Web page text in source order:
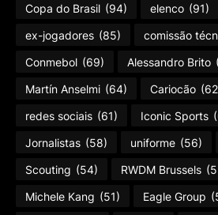
Copa do Brasil (94) elenco (91)
ex-jogadores (85) comissão
Conmebol (69) Alessandro Brito
Martín Anselmi (64) Cariocão
redes sociais (61) Iconic Sports
Jornalistas (58) uniforme (56)
Scouting (54) RWDM Brussels
Michele Kang (51) Eagle Group